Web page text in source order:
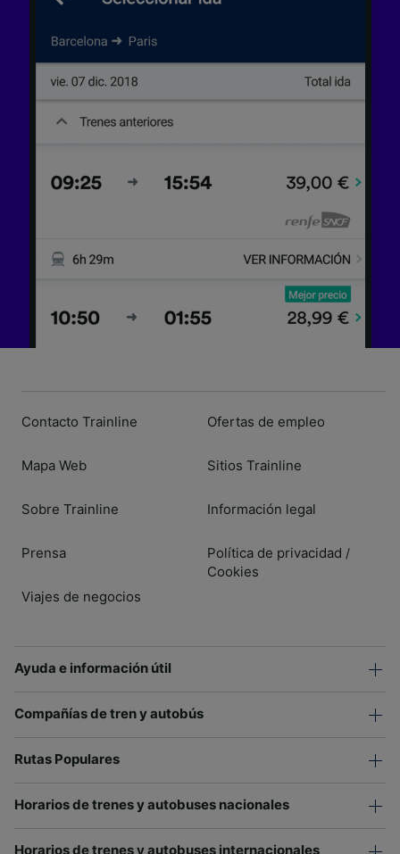
Contacto Trainline
Mapa Web
Sobre Trainline
Prensa
Viajes de negocios
Ofertas de empleo
Sitios Trainline
Información legal
Política de privacidad /
Cookies
Ayuda e información útil
Compañías de tren y autobús
Rutas Populares
Horarios de trenes y autobuses nacionales
Horarios de trenes y autobuses internacionales